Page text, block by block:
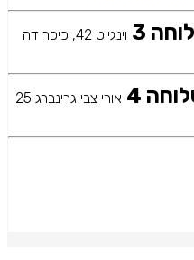
וינגייט 42, כיכר דה
אורי צבי גרינברג 25